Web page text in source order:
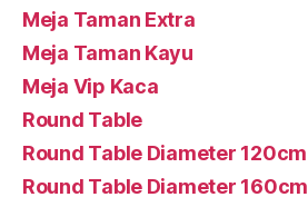
Meja Taman Extra
Meja Taman Kayu
Meja Vip Kaca
Round Table
Round Table Diameter 120cm
Round Table Diameter 160cm